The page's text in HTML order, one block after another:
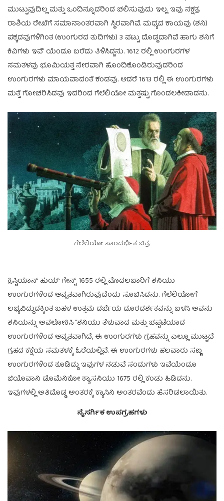
ಮುಟ್ಟುವುದಿಲ್ಲ ಮತ್ತು ಒಂದಿನ್ನೂದರಿಂದ ಚಲಿಸುವುದು ಇಲ್ಲ. ಇವು ನಕ್ಷತ್ರ
ರಾಶಿಯ ರೇಖೆಗೆ ಸಮಾನಾಂತರವಾಗಿ ಸ್ಥಿರವಾಗಿವೆ. ಮಧ್ಯದ ಕಾಯವು (ಶನಿ)
ಪಕ್ಕದವುಗಳಿಗಿಂತ (ಉಂಗುರದ ತುದಿಗಳು) 3 ಪಟ್ಟು ದೊಡ್ಡದಾಗಿವೆ ಹಾಗು ಶನಿಗೆ
ಕಿವಿಗಳು ಇವೆ” ಯೆಂದೂ ಬರೆದು ತಿಳಿಸಿದ್ದನು. 1612 ರಲ್ಲಿ ಉಂಗುರಗಳ
ಸಮತಳವು ಭೂಮಿಯತ್ತ ನೇರವಾಗಿ ಹೊಂದಿಕೊಂಡಿರುವುದರಿಂದ
ಉಂಗುರಗಳು ಮಾಯವಾದಂತೆ ಕಂಡವು. ಆದರೆ 1613 ರಲ್ಲಿ ಈ ಉಂಗುರಗಳು
ಮತ್ತೆ ಗೋಚರಿಸಿದವು ಇದರಿಂದ ಗೆಲೆಲಿಯೋ ಮತ್ತಷ್ಟು ಗೊಂದಲಕೀಡಾದನು.
ಗೆಲೆಲಿಯೋ ಸಾಂದರ್ಭಿಕ ಚಿತ್ರ
ಕ್ರಿಸ್ಟಿಯಾನ್ ಹುಯ್ ಗೇನ್ಸ್ 1655 ರಲ್ಲಿ ಮೊದಲಬಾರಿಗೆ ಶನಿಯು
ಉಂಗುರಗಳಿಂದ ಆವೃತವಾಗಿರುವುದೆಂದು ಸೂಚಿಸಿದನು. ಗೆಲೆಲಿಯೋಗೆ
ಲಭ್ಯವಿದ್ದುದಕ್ಕಿಂತ ಬಹಳ ಉತ್ತಮ ದರ್ಜೆಯ ದೂರದರ್ಶಕವನ್ನು ಬಳಸಿ ಅವನು
ಶನಿಯನ್ನು ಅವಲೋಕಿಸಿ “ಶನಿಯು ತೆಳುವಾದ ಮತ್ತು ಚಪ್ಪಟೆಯಾದ
ಉಂಗುರಗಳಿಂದ ಆವೃತವಾಗಿದೆ, ಈ ಉಂಗುರಗಳು ಗ್ರಹವನ್ನು ಎಲ್ಲೂ ಮುಟ್ಟದೆ
ಗ್ರಹದ ಕಕ್ಷೆಯ ಸಮತಳಕ್ಕೆ ಓರೆಯಲ್ಲಿವೆ. ಈ ಉಂಗುರಗಳು ಹಲವಾರು ಸಣ್ಣ
ಉಂಗುರಗಳಿಂದ ಕೂಡಿದ್ದು ಇವುಗಳ ನಡುವೆ ಸಂದುಗಳು ಇವೆಯೆಂದೂ
ಜಿಯೊವಾನಿ ಡೊಮೆನಿಕೋ ಕ್ಯಾಸನಿಯು 1675 ರಲ್ಲಿ ಕಂಡು ಹಿಡಿದನು.
ಇವುಗಳಲ್ಲಿ ಅತಿದೊಡ್ಡ ಅಂತರಕ್ಕೆ ಕ್ಯಾಸಿನಿ ಅಂತರವೆಂದು ಹೆಸರಿಡಲಾಯಿತು.
ನೈಸರ್ಗಿಕ ಉಪಗ್ರಹಗಳು